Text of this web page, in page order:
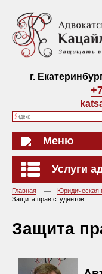
г.
Меню
Услуги
Главная
Юридическая
Защита прав студентов
Защита